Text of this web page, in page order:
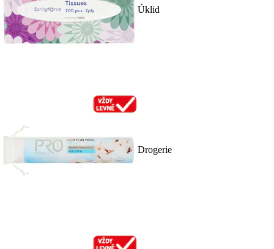
Úklid
Drogerie